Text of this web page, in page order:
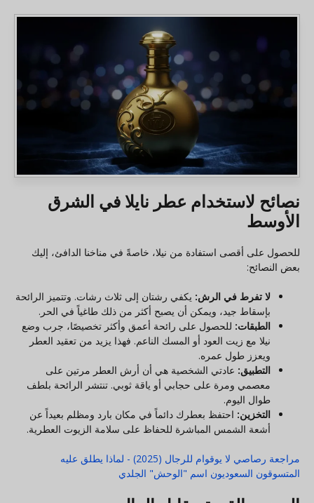
نصائح لاستخدام عطر نايلا في الشرق
الأوسط
للحصول على أقصى استفادة من نيلا، خاصةً في مناخنا الدافئ، إليك
بعض النصائح:
لا تفرط في الرش: يكفي رشتان إلى ثلاث رشات. وتتميز الرائحة
بإسقاط جيد، ويمكن أن يصبح أكثر من ذلك طاغياً في الحر.
الطبقات: للحصول على رائحة أعمق وأكثر تخصيصًا، جرب وضع
نيلا مع زيت العود أو المسك الناعم. فهذا يزيد من تعقيد العطر
ويعزز طول عمره.
التطبيق: عادتي الشخصية هي أن أرش العطر مرتين على
معصمي ومرة على حجابي أو ياقة ثوبي. تنتشر الرائحة بلطف
طوال اليوم.
التخزين: احتفظ بعطرك دائماً في مكان بارد ومظلم بعيداً عن
أشعة الشمس المباشرة للحفاظ على سلامة الزيوت العطرية.
مراجعة رصاصي لا يوقوام للرجال (2025) - لماذا يطلق عليه
المتسوقون السعوديون اسم "الوحش" الجلدي